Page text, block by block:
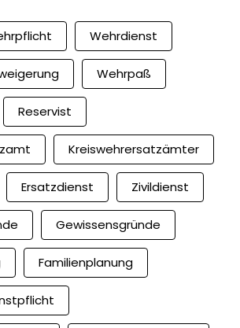
Wehrdienst
Wehrpaß
Reservist
Kreiswehrersatzämter
Ersatzdienst Zivildienst
Gewissensgründe
Familienplanung